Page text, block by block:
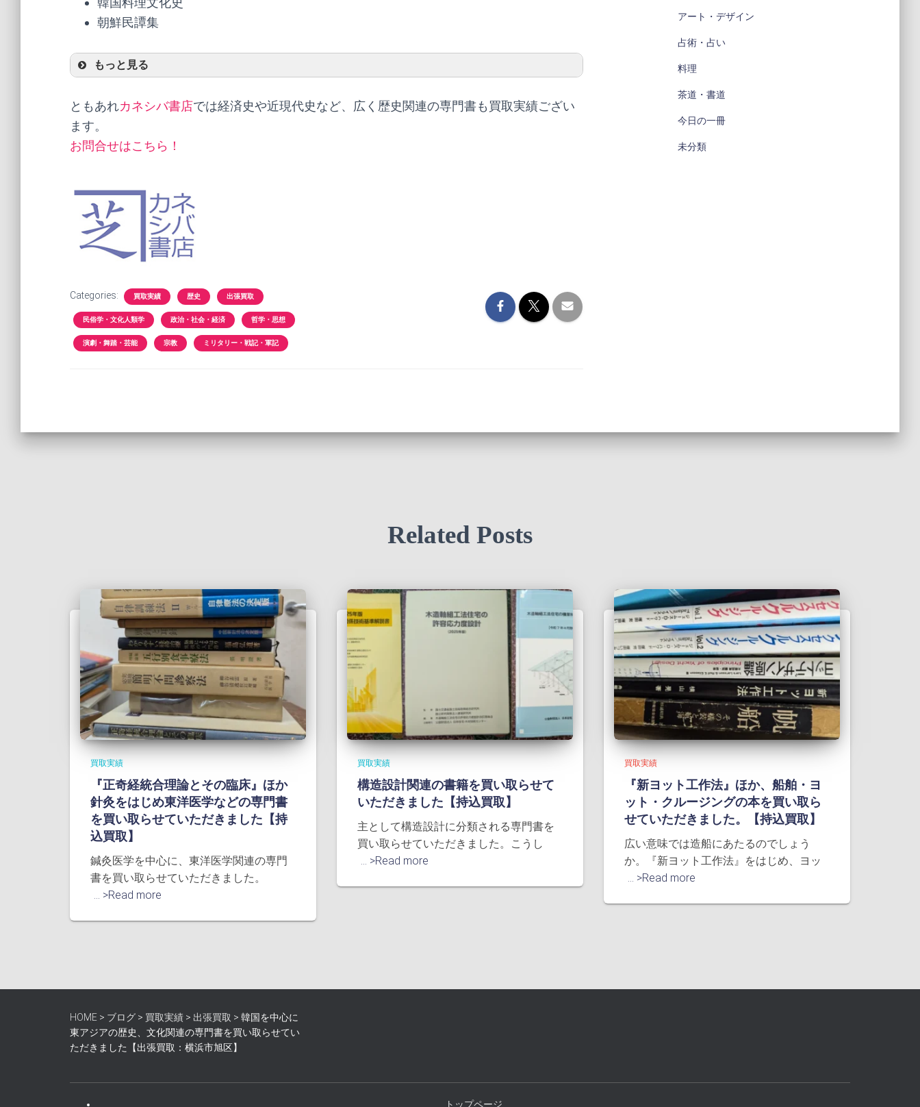
朝鮮民譚集
もっと見る
ともあれカネシバ書店では経済史や近現代史など、広く歴史関連の専門書も買取実績ござい
ます。
お問合せはこちら！
Categories: 買取実績 歴史 出張買取
民俗学・文化人類学 政治・社会・経済 哲学・思想
演劇・舞踏・芸能 宗教 ミリタリー・戦記・軍記
アート・デザイン
占術・占い
料理
茶道・書道
今日の一冊
未分類
Related Posts
買取実績
『正奇経統合理論とその臨床』ほか
針灸をはじめ東洋医学などの専門書
を買い取らせていただきました【持
込買取】
鍼灸医学を中心に、東洋医学関連の専門
書を買い取らせていただきました。
... >Read more
買取実績
構造設計関連の書籍を買い取らせて
いただきました【持込買取】
主として構造設計に分類される専門書を
買い取らせていただきました。こうし
... >Read more
買取実績
『新ヨット工作法』ほか、船舶・ヨ
ット・クルージングの本を買い取ら
せていただきました。【持込買取】
広い意味では造船にあたるのでしょう
か。『新ヨット工作法』をはじめ、ヨッ
... >Read more
HOME > ブログ > 買取実績 > 出張買取 > 韓国を中心に
東アジアの歴史、文化関連の専門書を買い取らせてい
ただきました【出張買取：横浜市旭区】
トップページ